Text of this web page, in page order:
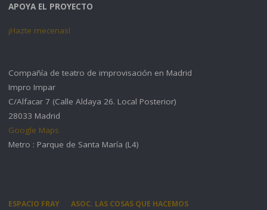
APOYA EL PROYECTO
¡Hazte mecenas!
Compañía de teatro de improvisación en Madrid
Impro Impar
C/Alfacar 7 (Calle Aldaya 26. Local Posterior)
28033 Madrid
Google Maps
Metro : Parque de Santa María (L4)
ESPACIO FRAY ASOC. LAS COSAS QUE HACEMOS